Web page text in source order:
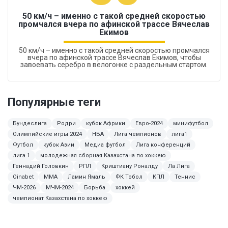
50 км/ч – именно с такой средней скоростью
промчался вчера по афинской трассе Вячеслав
Екимов
50 км/ч – именно с такой средней скоростью промчался
вчера по афинской трассе Вячеслав Екимов, чтобы
завоевать серебро в велогонке с раздельным стартом.
Популярные теги
Бундеслига Родри кубок Африки Евро-2024
минифутбол
Олимпийские игры 2024
НБА Лига чемпионов
лига1
Футбол
кубок Азии Медиа футбол
Лига конференций
лига 1
молодежная сборная Казахстана по хоккею
Геннадий Головкин
РПЛ Криштиану Роналду
Ла Лига
Oinabet
MMA Ламин Ямаль ФК Тобол КПЛ
Теннис
ЧМ-2026
МЧМ-2024 Борьба
хоккей
чемпионат Казахстана по хоккею